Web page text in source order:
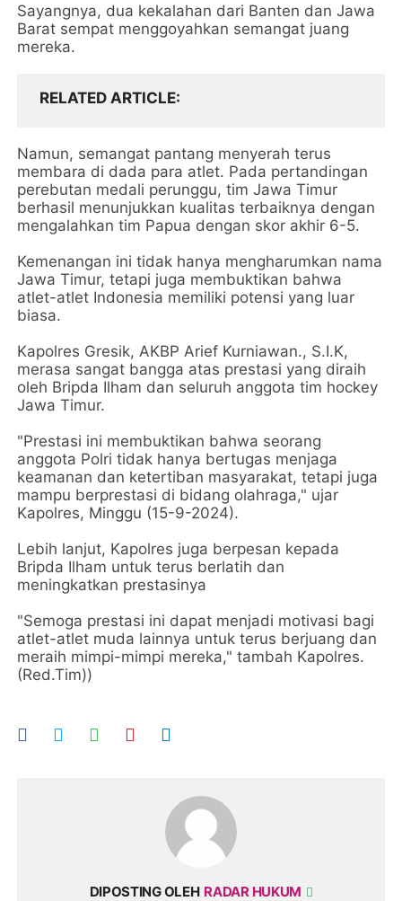
Sayangnya, dua kekalahan dari Banten dan Jawa
Barat sempat menggoyahkan semangat juang
mereka.
RELATED ARTICLE
Namun, semangat pantang menyerah terus
membara di dada para atlet. Pada pertandingan
perebutan medali perunggu, tim Jawa Timur
berhasil menunjukkan kualitas terbaiknya dengan
mengalahkan tim Papua dengan skor akhir 6-5.
Kemenangan ini tidak hanya mengharumkan nama
Jawa Timur, tetapi juga membuktikan bahwa
atlet-atlet Indonesia memiliki potensi yang luar
biasa.
Kapolres Gresik, AKBP Arief Kurniawan., S.I.K,
merasa sangat bangga atas prestasi yang diraih
oleh Bripda Ilham dan seluruh anggota tim hockey
Jawa Timur.
"Prestasi ini membuktikan bahwa seorang
anggota Polri tidak hanya bertugas menjaga
keamanan dan ketertiban masyarakat, tetapi juga
mampu berprestasi di bidang olahraga," ujar
Kapolres, Minggu (15-9-2024).
Lebih lanjut, Kapolres juga berpesan kepada
Bripda Ilham untuk terus berlatih dan
meningkatkan prestasinya
"Semoga prestasi ini dapat menjadi motivasi bagi
atlet-atlet muda lainnya untuk terus berjuang dan
meraih mimpi-mimpi mereka," tambah Kapolres.
(Red.Tim))
DIPOSTING OLEH RADAR HUKUM